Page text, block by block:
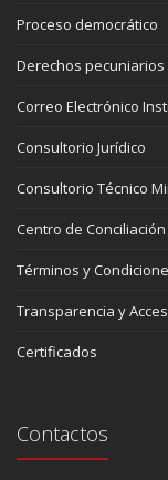
Proceso democrático
Derechos pecuniarios
Correo Electrónico
Consultorio Jurídico
Consultorio Técnico
Centro de Conciliación
Términos y
Transparencia y
Certificados
Contactos